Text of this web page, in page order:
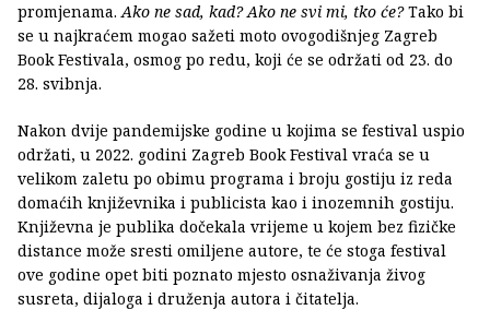
promjenama.Ako ne sad, kad? Ako ne svi mi, tko će?Tako bi
se u najkraćem mogao sažeti moto ovogodišnjeg Zagreb
Book Festivala, osmog po redu, koji će se održati od 23. do
28. svibnja.
Nakon dvije pandemijske godine u kojima se festival uspio
održati, u 2022. godini Zagreb Book Festival vraća se u
velikom zaletu po obimu programa i broju gostiju iz reda
domaćih književnika i publicista kao i inozemnih gostiju.
Književna je publika dočekala vrijeme u kojem bez fizičke
distance može sresti omiljene autore, te će stoga festival
ove godine opet biti poznato mjesto osnaživanja živog
susreta, dijaloga i druženja autora i čitatelja.